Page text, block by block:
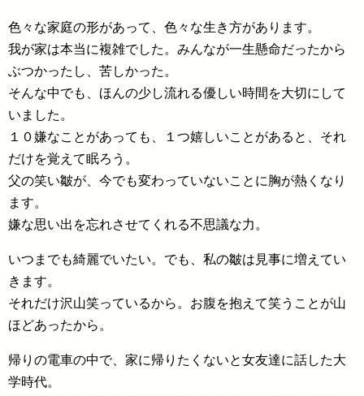
色々な家庭の形があって、色々な生き方があります。
我が家は本当に複雑でした。みんなが一生懸命だったから
ぶつかったし、苦しかった。
そんな中でも、ほんの少し流れる優しい時間を大切にして
いました。
１０嫌なことがあっても、１つ嬉しいことがあると、それ
だけを覚えて眠ろう。
父の笑い皺が、今でも変わっていないことに胸が熱くなり
ます。
嫌な思い出を忘れさせてくれる不思議な力。
いつまでも綺麗でいたい。でも、私の皺は見事に増えてい
きます。
それだけ沢山笑っているから。お腹を抱えて笑うことが山
ほどあったから。
帰りの電車の中で、家に帰りたくないと女友達に話した大
学時代。